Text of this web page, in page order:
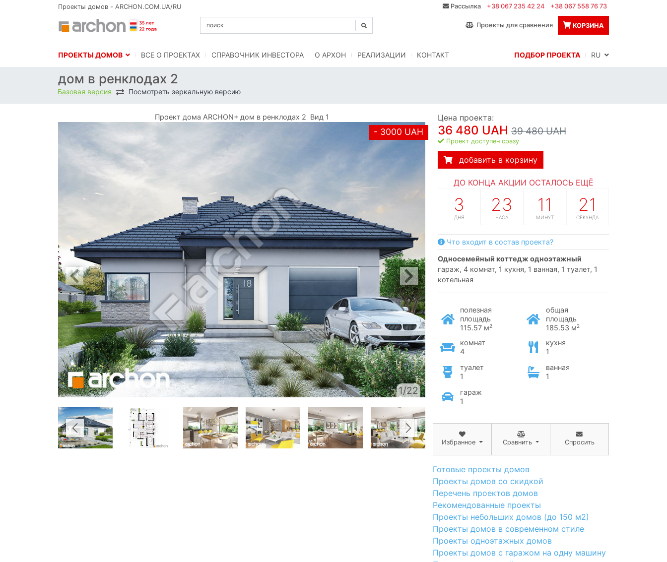
Проекты домов - ARCHON.COM.UA/RU Рассылка +38 067 235 42 24 +38 067 558 76 73
Проекты для сравнения КОРЗИНА
ПРОЕКТЫ ДОМОВ BСЕ О ПРОЕКТАХ СПРАВОЧНИК ИНВЕСТОРА O АРХОН РЕАЛИЗАЦИИ КОНТАКТ ПОДБОР ПРОЕКТА
дом в ренклодах 2
Базовая версия Посмотреть зеркальную версию
Проект дома ARCHON+ дом в ренклодах 2 Вид 1
- 3000 UAH
1/22
Цена проекта:
36 480 UAH 39 480 UAH
Проект доступен сразу
добавить в корзину
ДО КОНЦА АКЦИИ ОСТАЛОСЬ ЕЩЁ
3
ДНЯ
23
ЧАСА
11
МИНУТ
20
СЕКУНД
Что входит в состав проекта?
односемейный коттедж одноэтажный
гараж, 4 комнат, 1 кухня, 1 ванная, 1 туалет, 1
котельная
полезная
площадь
115.57 м2
общая
площадь
185.53 м2
комнат
4
кухня
1
туалет
1
ванная
1
гараж
1
Избранное Сравнить Спросить
Готовые проекты домов
Проекты домов со скидкой
Перечень проектов домов
Рекомендованные проекты
Проекты небольших домов (до 150 м2)
Проекты домов в современном стиле
Проекты одноэтажных домов
Проекты домов с гаражом на одну машину